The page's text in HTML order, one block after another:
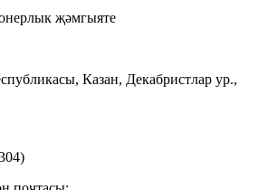
җәмгыяте
Казан, Декабристлар ур.,